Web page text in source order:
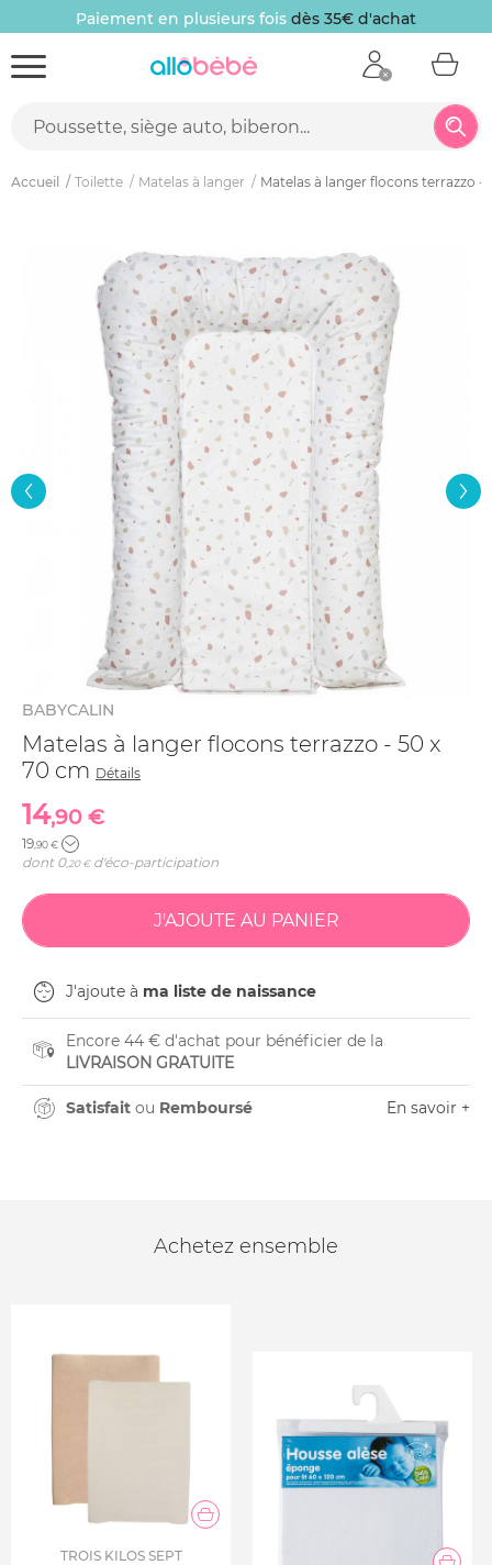
Paiement en plusieurs fois dès 35€ d'achat
Accueil Toilette Matelas à langer Matelas à langer flocons terrazzo -
BABYCALIN
Matelas à langer flocons terrazzo - 50 x
70 cm Détails
14,90 €
19,90 €
dont 0,20 €d'éco-participation
J'ajoute à ma liste de naissance
Encore 44 € d'achat pour bénéficier de la
LIVRAISON GRATUITE
Satisfait ou Remboursé En savoir +
Achetez ensemble
TROIS KILOS SEPT